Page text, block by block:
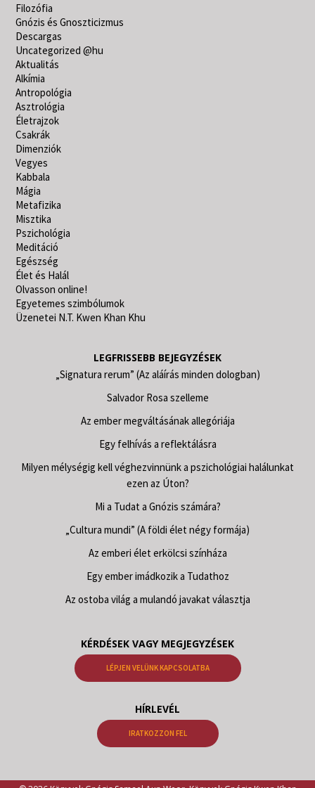
Filozófia
Gnózis és Gnoszticizmus
Descargas
Uncategorized @hu
Aktualitás
Alkímia
Antropológia
Asztrológia
Életrajzok
Csakrák
Dimenziók
Vegyes
Kabbala
Mágia
Metafizika
Misztika
Pszichológia
Meditáció
Egészség
Élet és Halál
Olvasson online!
Egyetemes szimbólumok
Üzenetei N.T. Kwen Khan Khu
LEGFRISSEBB BEJEGYZÉSEK
„Signatura rerum” (Az aláírás minden dologban)
Salvador Rosa szelleme
Az ember megváltásának allegóriája
Egy felhívás a reflektálásra
Milyen mélységig kell véghezvinnünk a pszichológiai halálunkat
ezen az Úton?
Mi a Tudat a Gnózis számára?
„Cultura mundi” (A földi élet négy formája)
Az emberi élet erkölcsi színháza
Egy ember imádkozik a Tudathoz
Az ostoba világ a mulandó javakat választja
KÉRDÉSEK VAGY MEGJEGYZÉSEK
LÉPJEN VELÜNK KAPCSOLATBA
HÍRLEVÉL
IRATKOZZON FEL